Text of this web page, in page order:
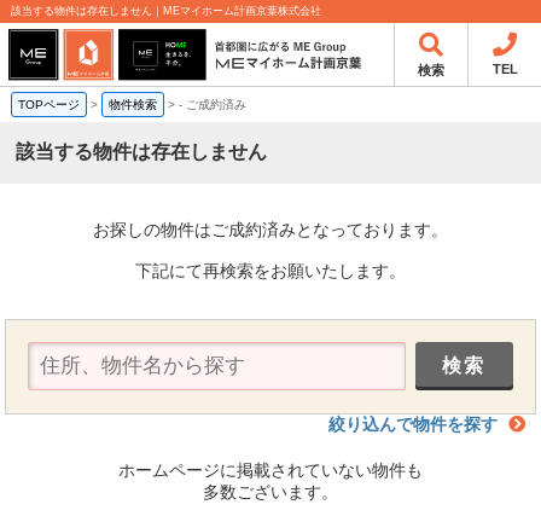
該当する物件は存在しません｜MEマイホーム計画京葉株式会社
検索 TEL
TOPページ > 物件検索 >- ご成約済み
該当する物件は存在しません
お探しの物件はご成約済みとなっております。
下記にて再検索をお願いたします。
絞り込んで物件を探す
ホームページに掲載されていない物件も
多数ございます。